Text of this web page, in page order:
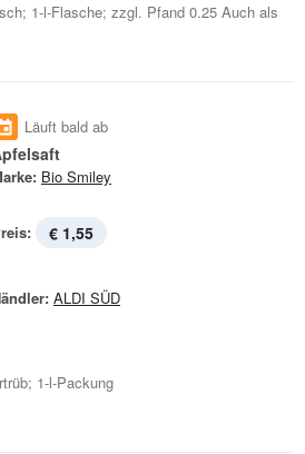
1-l-Flasche; zzgl. Pfand 0.25 Auch als
Läuft bald ab
Bio Smiley
€ 1,55
ALDI SÜD
1-l-Packung